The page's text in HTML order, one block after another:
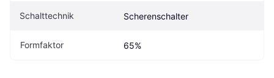
Schalttechnik Scherenschalter
Formfaktor 65%